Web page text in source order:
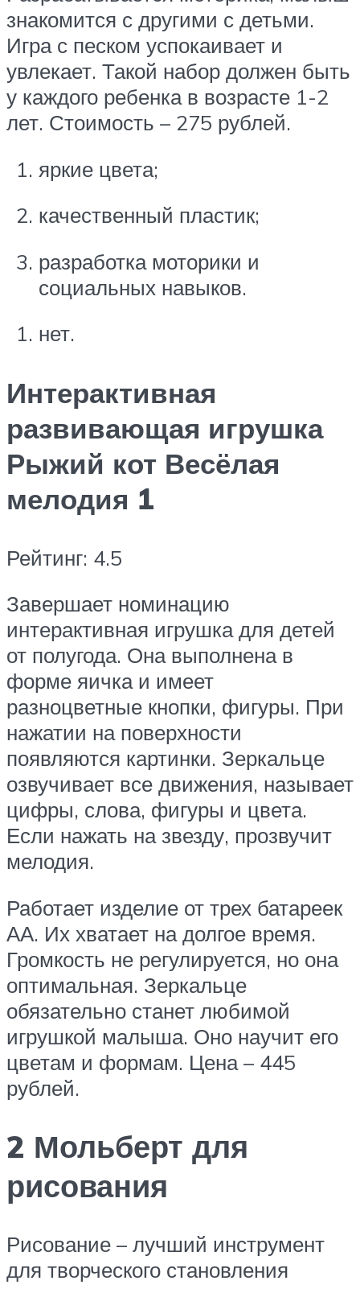
знакомится с другими с детьми.
Игра с песком успокаивает и
увлекает. Такой набор должен быть
у каждого ребенка в возрасте 1-2
лет. Стоимость – 275 рублей.
яркие цвета;
качественный пластик;
разработка моторики и
социальных навыков.
нет.
Интерактивная
развивающая игрушка
Рыжий кот Весёлая
мелодия 1
Рейтинг: 4.5
Завершает номинацию
интерактивная игрушка для детей
от полугода. Она выполнена в
форме яичка и имеет
разноцветные кнопки, фигуры. При
нажатии на поверхности
появляются картинки. Зеркальце
озвучивает все движения, называет
цифры, слова, фигуры и цвета.
Если нажать на звезду, прозвучит
мелодия.
Работает изделие от трех батареек
АА. Их хватает на долгое время.
Громкость не регулируется, но она
оптимальная. Зеркальце
обязательно станет любимой
игрушкой малыша. Оно научит его
цветам и формам. Цена – 445
рублей.
2 Мольберт для
рисования
Рисование – лучший инструмент
для творческого становления